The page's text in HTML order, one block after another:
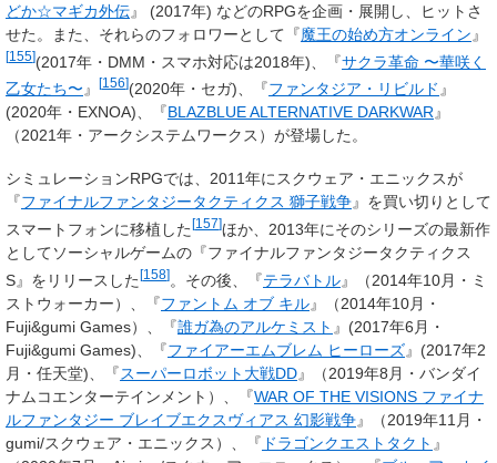
どか☆マギカ外伝』 (2017年) などのRPGを企画・展開し、ヒットさ
せた。また、それらのフォロワーとして『魔王の始め方オンライン 』
[155](2017年・DMM・スマホ対応は2018年)、『サクラ革命 〜華咲く
乙女たち〜 』 [156](2020年・セガ)、『ファンタジア・リビルド 』
(2020年・EXNOA)、『BLAZBLUE ALTERNATIVE DARKWAR 』
（2021年・アークシステムワークス）が登場した。
シミュレーションRPGでは、2011年にスクウェア・エニックスが
『ファイナルファンタジータクティクス 獅子戦争』を買い切りとして
スマートフォンに移植した [157]ほか、2013年にそのシリーズの最新作
としてソーシャルゲームの『ファイナルファンタジータクティクス
S』をリリースした [158] 。その後、『テラバトル』（2014年10月・ミ
ストウォーカー）、『ファントム オブ キル』（2014年10月・
Fuji&gumi Games）、『誰ガ為のアルケミスト 』(2017年6月・
Fuji&gumi Games)、『ファイアーエムブレム ヒーローズ』(2017年2
月・任天堂)、『スーパーロボット大戦DD』（2019年8月・バンダイ
ナムコエンターテインメント）、『WAR OF THE VISIONS ファイナ
ルファンタジー ブレイブエクスヴィアス 幻影戦争』（2019年11月・
gumi/スクウェア・エニックス）、『 ドラゴンクエストタクト 』